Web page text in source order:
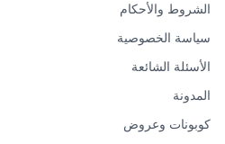
الشروط والأحكام
سياسة الخصوصية
الأسئلة الشائعة
المدونة
كوبونات وعروض